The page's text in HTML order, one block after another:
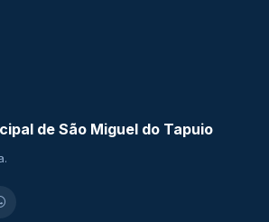
de São Miguel do Tapuio